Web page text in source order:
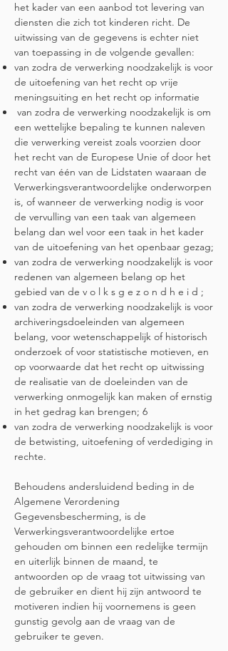
het kader van een aanbod tot levering van
diensten die zich tot kinderen richt. De
uitwissing van de gegevens is echter niet
van toepassing in de volgende gevallen:
van zodra de verwerking noodzakelijk is voor
de uitoefening van het recht op vrije
meningsuiting en het recht op informatie
van zodra de verwerking noodzakelijk is om
een wettelijke bepaling te kunnen naleven
die verwerking vereist zoals voorzien door
het recht van de Europese Unie of door het
recht van één van de Lidstaten waaraan de
Verwerkingsverantwoordelijke onderworpen
is, of wanneer de verwerking nodig is voor
de vervulling van een taak van algemeen
belang dan wel voor een taak in het kader
van de uitoefening van het openbaar gezag;
van zodra de verwerking noodzakelijk is voor
redenen van algemeen belang op het
gebied van de v o l k s g e z o n d h e i d ;
van zodra de verwerking noodzakelijk is voor
archiveringsdoeleinden van algemeen
belang, voor wetenschappelijk of historisch
onderzoek of voor statistische motieven, en
op voorwaarde dat het recht op uitwissing
de realisatie van de doeleinden van de
verwerking onmogelijk kan maken of ernstig
in het gedrag kan brengen; 6
van zodra de verwerking noodzakelijk is voor
de betwisting, uitoefening of verdediging in
rechte.
Behoudens andersluidend beding in de
Algemene Verordening
Gegevensbescherming, is de
Verwerkingsverantwoordelijke ertoe
gehouden om binnen een redelijke termijn
en uiterlijk binnen de maand, te
antwoorden op de vraag tot uitwissing van
de gebruiker en dient hij zijn antwoord te
motiveren indien hij voornemens is geen
gunstig gevolg aan de vraag van de
gebruiker te geven.